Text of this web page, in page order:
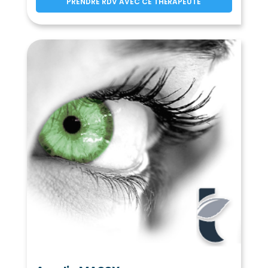
Boissy-en-Drouais
Boisville-la-Saint-Père (28150) Boncé(28150)
Bonneval
(28130)
Le Boullay-les-Deux-Églises(28170)
Le Boullay-Mivoye(28210)
Le Boullay-Thierry(28210)
La Bourdinière-Saint-Loup(28360)
Boutigny-Prouais Bouville (28800)
Bréchamps(28210) Brezolles (28270)
Briconville (28300) Brou(28160)
Broué(28410) Brunelles(28400) (28410)
Bullou(28160)
(28300)
Champrond-en-Gâtine